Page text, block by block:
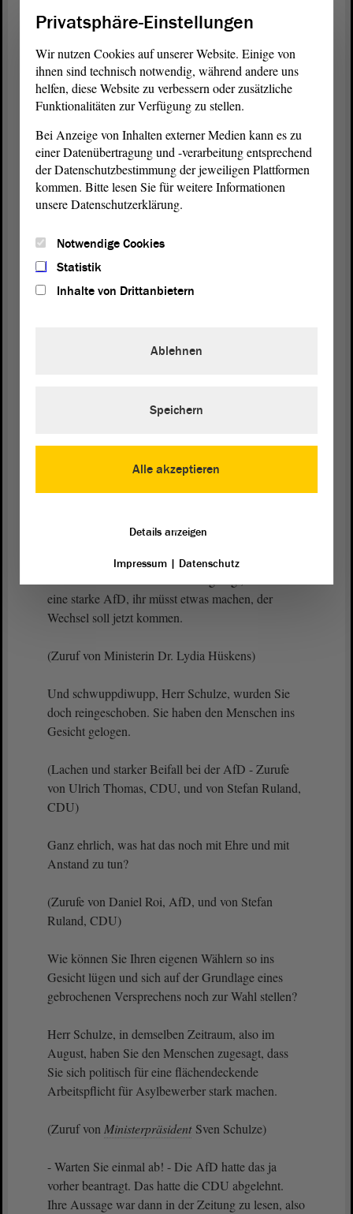
Herr Haseloff hat nämlich
(Starker Beifall bei der AfD)
geduldet euch noch wenige Sekunden.
Herr Haseloff hat seinen Wählern zu Beginn der
Legislaturperiodeversprochen, dass er bis zum
bleiben wird. - Herr Schulze, Sie waren noch
versprochen. Das habe ich mir auch herausgesucht.
Es war im August 2025 - Zitat : „Wir betreiben
(Lachen bei der AfD)
Herr Schulze, Sie sagten, dass Sie im September
kommenden Jahres von den Menschen gewählt
Dann kam dem Vernehmen nach der Anruf aus
eine starke AfD, ihr müsst etwas machen, der
Wechsel soll jetzt kommen.
(Zuruf von Ministerin Dr. Lydia Hüskens)
Und schwuppdiwupp, Herr Schulze, wurden Sie
doch reingeschoben. Sie haben den Menschen ins
Gesicht gelogen.
(Lachen und starker Beifall bei der AfD - Zurufe
von Ulrich Thomas, CDU, und von Stefan Ruland,
CDU)
Ganz ehrlich, was hat das noch mit Ehre und mit
Anstand zu tun?
(Zurufe von Daniel Roi, AfD, und von Stefan
Ruland, CDU)
Wie können Sie Ihren eigenen Wählern so ins
Gesicht lügen und sich auf der Grundlage eines
gebrochenen Versprechens noch zur Wahl stellen?
Herr Schulze, in demselben Zeitraum, also im
August, haben Sie den Menschen zugesagt, dass
Sie sich politisch für eine flächendeckende
Arbeitspflicht für Asylbewerber stark machen.
(Zuruf von Ministerpräsident Sven Schulze)
- Warten Sie einmal ab! - Die AfD hatte das ja
vorher beantragt. Das hatte die CDU abgelehnt.
Ihre Aussage war dann in der Zeitung zu lesen, also
Privatsphäre-Einstellungen
Wir nutzen Cookies auf unserer Website. Einige von
ihnen sind technisch notwendig, während andere uns
helfen, diese Website zu verbessern oder zusätzliche
Funktionalitäten zur Verfügung zu stellen.
Bei Anzeige von Inhalten externer Medien kann es zu
einer Datenübertragung und -verarbeitung entsprechend
der Datenschutzbestimmung der jeweiligen Plattformen
kommen. Bitte lesen Sie für weitere Informationen
unsere Datenschutzerklärung.
Notwendige Cookies
Statistik
Inhalte von Drittanbietern
Alle akzeptieren
Ablehnen
Speichern
Details anzeigen
Impressum| Datenschutz